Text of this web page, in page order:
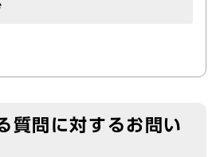
質問に対するお問い